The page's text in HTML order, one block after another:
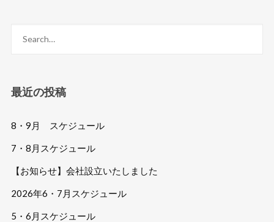
最近の投稿
8・9月 スケジュール
7・8月スケジュール
【お知らせ】会社設立いたしました
2026年6・7月スケジュール
5・6月スケジュール